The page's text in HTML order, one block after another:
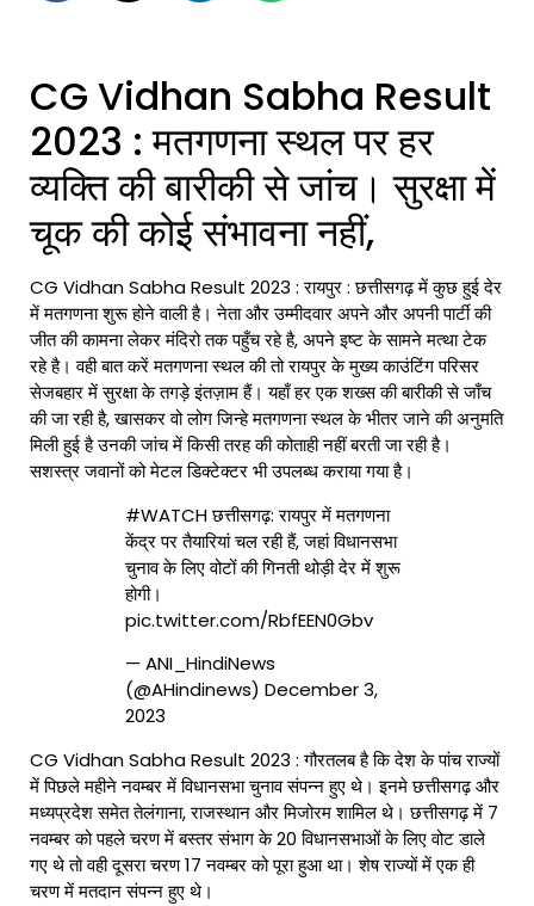
CG Vidhan Sabha Result
2023 : मतगणना स्थल पर हर
व्यक्ति की बारीकी से जांच। सुरक्षा में
चूक की कोई संभावना नहीं,
CG Vidhan Sabha Result 2023 : रायपुर : छत्तीसगढ़ में कुछ हुई देर
में मतगणना शुरू होने वाली है। नेता और उम्मीदवार अपने और अपनी पार्टी की
जीत की कामना लेकर मंदिरो तक पहुँच रहे है, अपने इष्ट के सामने मत्था टेक
रहे है। वही बात करें मतगणना स्थल की तो रायपुर के मुख्य काउंटिंग परिसर
सेजबहार में सुरक्षा के तगड़े इंतज़ाम हैं। यहाँ हर एक शख्स की बारीकी से जाँच
की जा रही है, खासकर वो लोग जिन्हे मतगणना स्थल के भीतर जाने की अनुमति
मिली हुई है उनकी जांच में किसी तरह की कोताही नहीं बरती जा रही है।
सशस्त्र जवानों को मेटल डिक्टेक्टर भी उपलब्ध कराया गया है।
#WATCHछत्तीसगढ़: रायपुर में मतगणना
केंद्र पर तैयारियां चल रही हैं, जहां विधानसभा
चुनाव के लिए वोटों की गिनती थोड़ी देर में शुरू
होगी।
pic.twitter.com/RbfEEN0Gbv
— ANI_HindiNews
(@AHindinews) December 3,
2023
CG Vidhan Sabha Result 2023 : गौरतलब है कि देश के पांच राज्यों
में पिछले महीने नवम्बर में विधानसभा चुनाव संपन्न हुए थे। इनमे छत्तीसगढ़ और
मध्यप्रदेश समेत तेलंगाना, राजस्थान और मिजोरम शामिल थे। छत्तीसगढ़ में 7
नवम्बर को पहले चरण में बस्तर संभाग के 20 विधानसभाओं के लिए वोट डाले
गए थे तो वही दूसरा चरण 17 नवम्बर को पूरा हुआ था। शेष राज्यों में एक ही
चरण में मतदान संपन्न हुए थे।